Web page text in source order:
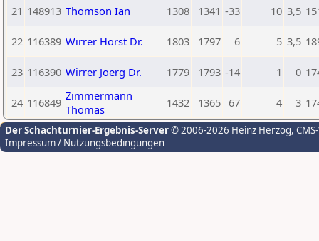
21 148913 Thomson Ian 1308 1341 -33 10 3,5
22 116389 Wirrer Horst Dr. 1803 1797 6 5 3,5
23 116390 Wirrer Joerg Dr. 1779 1793 -14 1 0
24 116849 Zimmermann
Thomas
1432 1365 67 4 3
Der Schachturnier-Ergebnis-Server© 2006-2026 Heinz Herzog,
Impressum / Nutzungsbedingungen